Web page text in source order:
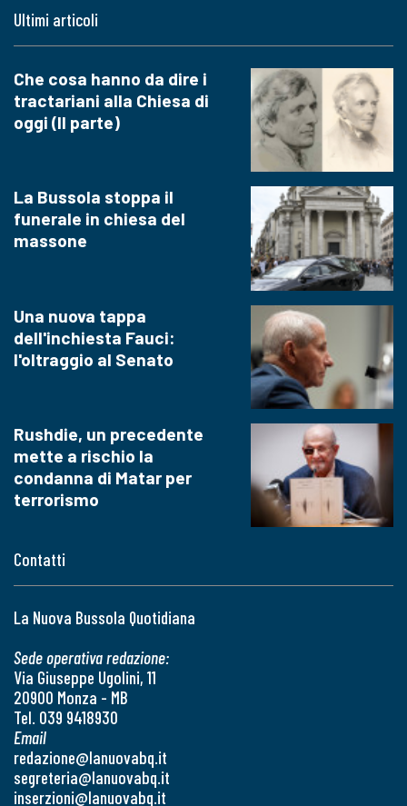
Contatti
La Nuova Bussola Quotidiana
Sede operativa redazione:
Via Giuseppe Ugolini, 11
20900 Monza - MB
Tel. 039 9418930
Email
redazione@lanuovabq.it
segreteria@lanuovabq.it
inserzioni@lanuovabq.it
Ultimi articoli
Che cosa hanno da dire i
tractariani alla Chiesa di
oggi (II parte)
La Bussola stoppa il
funerale in chiesa del
massone
Una nuova tappa
dell'inchiesta Fauci:
l'oltraggio al Senato
Rushdie, un precedente
mette a rischio la
condanna di Matar per
terrorismo